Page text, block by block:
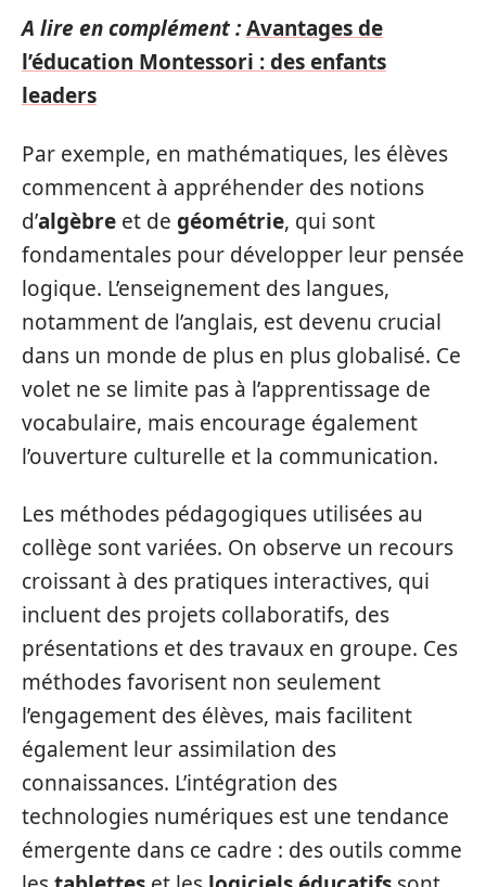
A lire en complément :Avantages de
l’éducation Montessori : des enfants
leaders
Par exemple, en mathématiques, les élèves
commencent à appréhender des notions
d’algèbre et de géométrie, qui sont
fondamentales pour développer leur pensée
logique. L’enseignement des langues,
notamment de l’anglais, est devenu crucial
dans un monde de plus en plus globalisé. Ce
volet ne se limite pas à l’apprentissage de
vocabulaire, mais encourage également
l’ouverture culturelle et la communication.
Les méthodes pédagogiques utilisées au
collège sont variées. On observe un recours
croissant à des pratiques interactives, qui
incluent des projets collaboratifs, des
présentations et des travaux en groupe. Ces
méthodes favorisent non seulement
l’engagement des élèves, mais facilitent
également leur assimilation des
connaissances. L’intégration des
technologies numériques est une tendance
émergente dans ce cadre : des outils comme